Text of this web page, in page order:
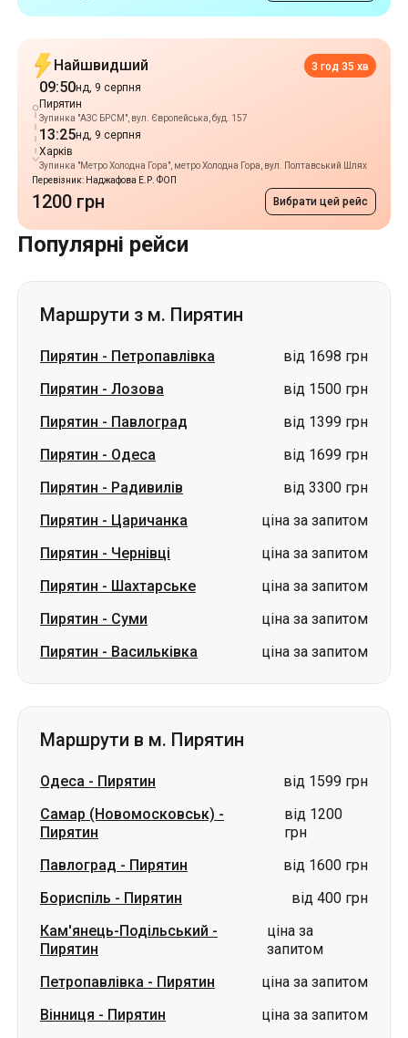
Найшвидший 3 год 35 хв
09:50нд, 9 серпня
Пирятин
Зупинка "АЗС БРСМ", вул. Європейська, буд. 157
13:25нд, 9 серпня
Харків
Зупинка "Mетро Холодна Гора", метро Холодна Гора, вул. Полтавський Шлях
Перевізник: Наджафова Е.Р. ФОП
1200 грн Вибрати цей рейс
Популярні рейси
Маршрути з м. Пирятин
Пирятин - Петропавлівка
від 1698 грн
Пирятин - Лозова
від 1500 грн
Пирятин - Павлоград
від 1399 грн
Пирятин - Одеса
від 1699 грн
Пирятин - Радивилів
від 3300 грн
Пирятин - Царичанка
ціна за запитом
Пирятин - Чернівці
ціна за запитом
Пирятин - Шахтарське
ціна за запитом
Пирятин - Суми
ціна за запитом
Пирятин - Васильківка ціна за запитом
Маршрути в м. Пирятин
Одеса - Пирятин
від 1599 грн
Самар (Новомосковськ) -
Пирятин
від 1200
грн
Павлоград - Пирятин
від 1600 грн
Бориспіль - Пирятин
від 400 грн
Кам'янець-Подільський -
Пирятин
ціна за
запитом
Петропавлівка - Пирятин
ціна за запитом
Вінниця - Пирятин
ціна за запитом